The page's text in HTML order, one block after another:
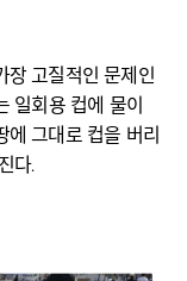
장 고질적인 문제인
일회용 컵에 물이
그대로 컵을 버리
다.